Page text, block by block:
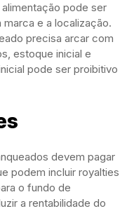
pode ser
e a localização.
precisa arcar com
estoque inicial e
pode ser proibitivo
devem pagar
podem incluir royalties
o fundo de
a rentabilidade do